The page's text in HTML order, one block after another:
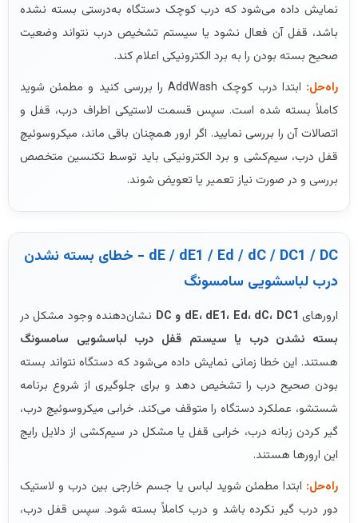
نمایش داده می‌شود که درب کوچک دستگاه به‌درستی بسته نشده
باشد، قفل آن فعال نشود یا سیستم تشخیص درب نتواند وضعیت
صحیح بسته بودن را به برد الکترونیکی اعلام کند.
راه‌حل:
ابتدا درب کوچک AddWash را بررسی کنید و مطمئن شوید
کاملاً بسته شده است. سپس قسمت لاستیکی اطراف درب، قفل و
اتصالات آن را بررسی نمایید. اگر ارور همچنان باقی ماند، میکروسوئیچ
قفل درب، سیم‌کشی و برد الکترونیکی باید توسط تکنسین متخصص
بررسی و در صورت نیاز تعمیر یا تعویض شوند.
dE / dE1 / Ed / dC / DC1 / DC - خطای بسته نشدن
درب لباسشویی سامسونگ
ارورهای dE، dE1، Ed، dC، DC1 و DC
نشان‌دهنده وجود مشکل در
بسته نشدن درب یا سیستم قفل درب لباسشویی سامسونگ
هستند. این خطا زمانی نمایش داده می‌شود که دستگاه نتواند بسته
بودن صحیح درب را تشخیص دهد و برای جلوگیری از شروع برنامه
شستشو، عملکرد دستگاه را متوقف می‌کند. خرابی میکروسوئیچ درب،
گیر کردن زبانه درب، خرابی قفل یا مشکل در سیم‌کشی از دلایل رایج
این ارورها هستند.
راه‌حل: ابتدا مطمئن شوید لباس یا جسم خارجی بین درب و لاستیک
دور درب گیر نکرده باشد و درب کاملاً بسته شود. سپس قفل درب،